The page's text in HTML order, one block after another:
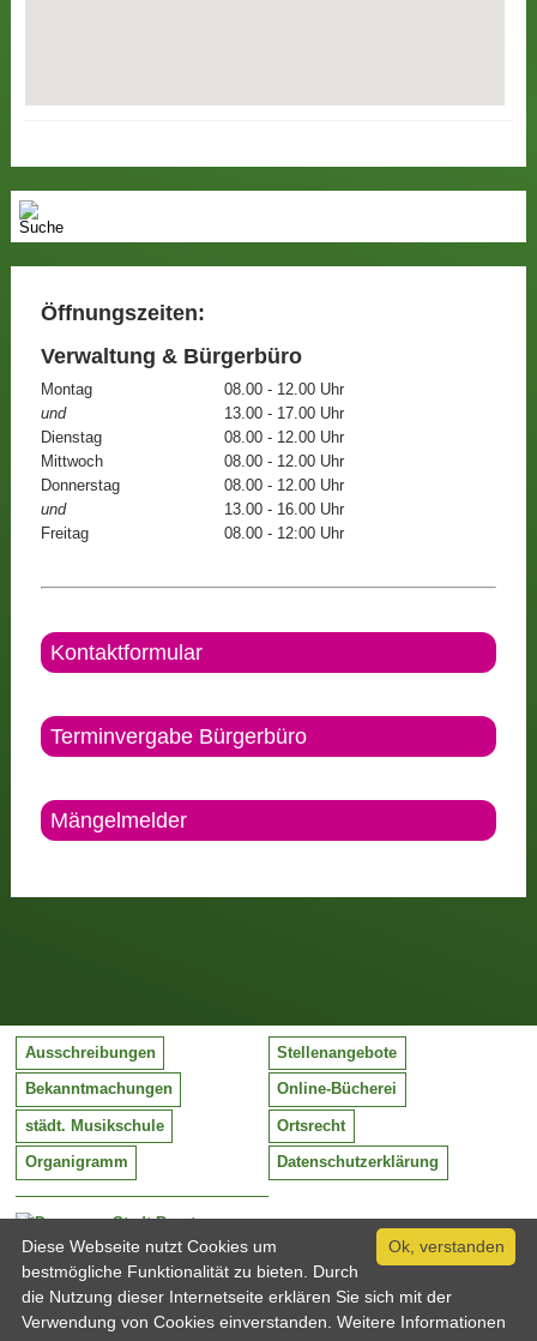
Öffnungszeiten:
Verwaltung & Bürgerbüro
Montag
08.00 - 12.00 Uhr
und
13.00 - 17.00 Uhr
Dienstag
08.00 - 12.00 Uhr
Mittwoch
08.00 - 12.00 Uhr
Donnerstag
08.00 - 12.00 Uhr
und
13.00 - 16.00 Uhr
Freitag
08.00 - 12:00 Uhr
Kontaktformular
Terminvergabe Bürgerbüro
Mängelmelder
Stadt Barntrup
Mittelstraße 38
32683 Barntrup
Tel:
Email:
05263 / 409-0
info@barntrup.de
Ausschreibungen Stellenangebote
Bekanntmachungen Online-Bücherei
städt. Musikschule Ortsrecht
Organigramm Datenschutzerklärung
Ok, verstanden
Diese Webseite nutzt Cookies um
bestmögliche Funktionalität zu bieten. Durch
die Nutzung dieser Internetseite erklären Sie sich mit der
Verwendung von Cookies einverstanden. Weitere Informationen